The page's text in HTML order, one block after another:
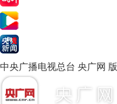
中央广播电视总台 央广网